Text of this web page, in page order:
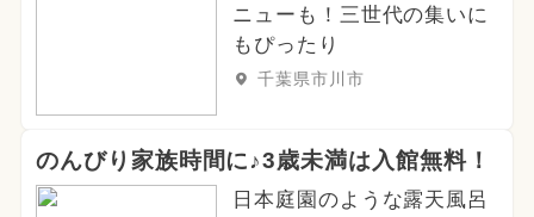
ニューも！三世代の集いに
もぴったり
千葉県市川市
のんびり家族時間に♪3歳未満は入館無料！
日本庭園のような露天風呂